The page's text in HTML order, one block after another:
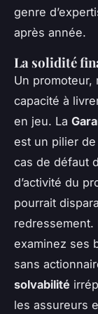
genre
après année.
La solidité
Un promoteur,
capacité à
en jeu. La
est un pilier de
cas de défaut
d’activité du
pourrait
redressement.
examinez ses
sans
solvabilité
les assureurs